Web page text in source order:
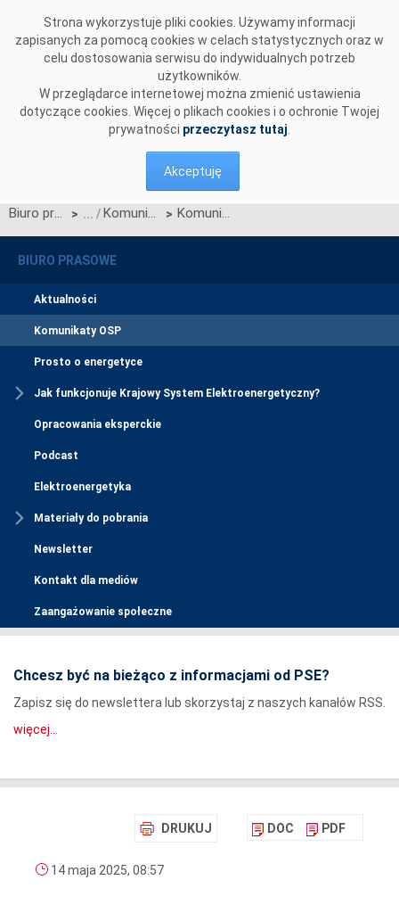
Strona wykorzystuje pliki cookies. Używamy informacji
zapisanych za pomocą cookies w celach statystycznych oraz w
celu dostosowania serwisu do indywidualnych potrzeb
użytkowników.
W przeglądarce internetowej można zmienić ustawienia
dotyczące cookies. Więcej o plikach cookies i o ochronie Twojej
prywatności przeczytasz tutaj
Akceptuję
Biuro prasowe > Komunikaty OSP > Komunikat dotyczący prawa do rekompensaty za redysponowanie nierynkowe instalacji fotowoltaicznych w dniach 8, 9, 11 i 12 maja 2025 r.
BIURO PRASOWE
Aktualności
Komunikaty OSP
Prosto o energetyce
Jak funkcjonuje Krajowy System Elektroenergetyczny?
Opracowania eksperckie
Podcast
Elektroenergetyka
Materiały do pobrania
Newsletter
Kontakt dla mediów
Zaangażowanie społeczne
Chcesz być na bieżąco z informacjami od PSE?
Zapisz się do newslettera lub skorzystaj z naszych kanałów RSS.
więcej...
DRUKUJ DOC PDF
14 maja 2025, 08:57